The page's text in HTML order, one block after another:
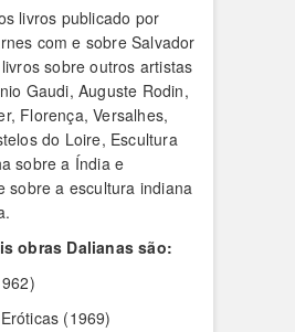
livros publicado por
com e sobre Salvador
sobre outros artistas
Gaudi, Auguste Rodin,
Florença, Versalhes,
do Loire, Escultura
sobre a Índia e
sobre a escultura indiana
obras Dalianas são:
(1969)